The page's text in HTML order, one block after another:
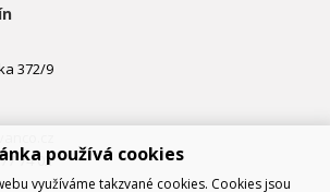
372/9
74 02používá cookies
využíváme takzvané cookies. Cookies jsou